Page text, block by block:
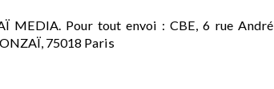
MEDIA. Pour tout envoi : CBE, 6 rue André
75018 Paris